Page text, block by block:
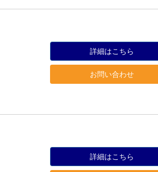
詳細はこちら
お問い合わせ
詳細はこちら